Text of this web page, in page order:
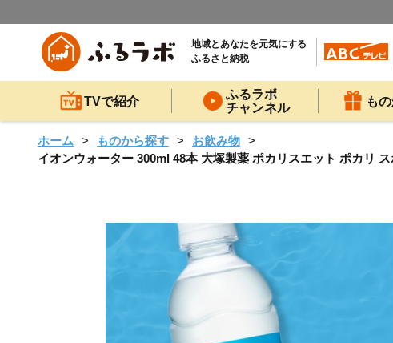
地域とあなたを元気にする
ふるさと納税
TVで紹介
ふるラボ
チャンネル
も
ホーム ものから探す
お飲み物
イオンウォーター 300ml 48本 大塚製薬 ポカリスエット ポカリ